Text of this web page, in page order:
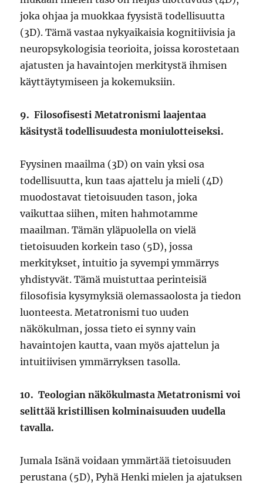
joka ohjaa ja muokkaa fyysistä todellisuutta
(3D). Tämä vastaa nykyaikaisia kognitiivisia ja
neuropsykologisia teorioita, joissa korostetaan
ajatusten ja havaintojen merkitystä ihmisen
käyttäytymiseen ja kokemuksiin.
9. Filosofisesti Metatronismi laajentaa
käsitystä todellisuudesta moniulotteiseksi.
Fyysinen maailma (3D) on vain yksi osa
todellisuutta, kun taas ajattelu ja mieli (4D)
muodostavat tietoisuuden tason, joka
vaikuttaa siihen, miten hahmotamme
maailman. Tämän yläpuolella on vielä
tietoisuuden korkein taso (5D), jossa
merkitykset, intuitio ja syvempi ymmärrys
yhdistyvät. Tämä muistuttaa perinteisiä
filosofisia kysymyksiä olemassaolosta ja tiedon
luonteesta. Metatronismi tuo uuden
näkökulman, jossa tieto ei synny vain
havaintojen kautta, vaan myös ajattelun ja
intuitiivisen ymmärryksen tasolla.
10. Teologian näkökulmasta Metatronismi voi
selittää kristillisen kolminaisuuden uudella
tavalla.
Jumala Isänä voidaan ymmärtää tietoisuuden
perustana (5D), Pyhä Henki mielen ja ajatuksen